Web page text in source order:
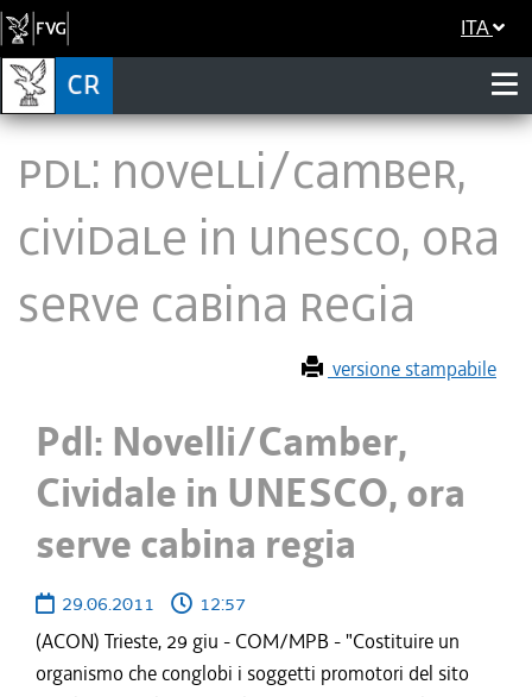
ITA
Pdl: Novelli/Camber,
Cividale in UNESCO, ora
serve cabina regia
versione stampabile
Pdl: Novelli/Camber,
Cividale in UNESCO, ora
serve cabina regia
29.06.2011
12:57
(ACON) Trieste, 29 giu - COM/MPB - "Costituire un
organismo che conglobi i soggetti promotori del sito